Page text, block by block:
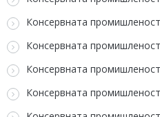
Консервната
Консервната
Консервната
Консервната